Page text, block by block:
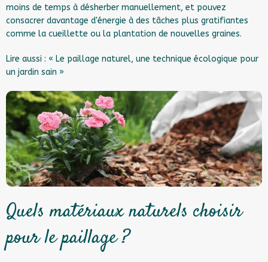
moins de temps à désherber manuellement, et pouvez
consacrer davantage d'énergie à des tâches plus gratifiantes
comme la cueillette ou la plantation de nouvelles graines.
Lire aussi : « Le paillage naturel, une technique écologique pour
un jardin sain »
Quels matériaux naturels choisir
pour le paillage ?